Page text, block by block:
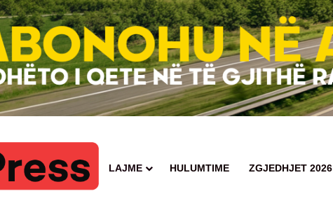
LAJME HULUMTIME ZGJEDHJET 2026